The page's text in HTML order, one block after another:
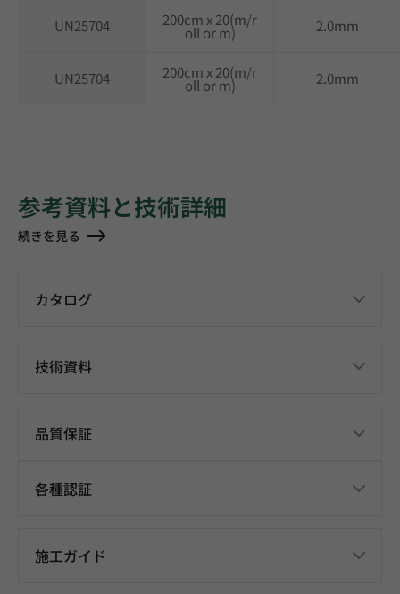
UN25704 200cm x 20(m/r
oll or m) 2.0mm
UN25704 200cm x 20(m/r
oll or m) 2.0mm
参考資料と技術詳細
続きを見る
カタログ
技術資料
品質保証
各種認証
施工ガイド